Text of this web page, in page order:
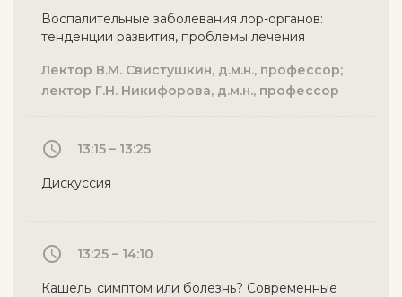
Воспалительные заболевания лор-органов:
тенденции развития, проблемы лечения
Лектор В.М. Свистушкин, д.м.н., профессор;
лектор Г.Н. Никифорова, д.м.н., профессор
13:15 – 13:25
Дискуссия
13:25 – 14:10
Кашель: симптом или болезнь? Современные